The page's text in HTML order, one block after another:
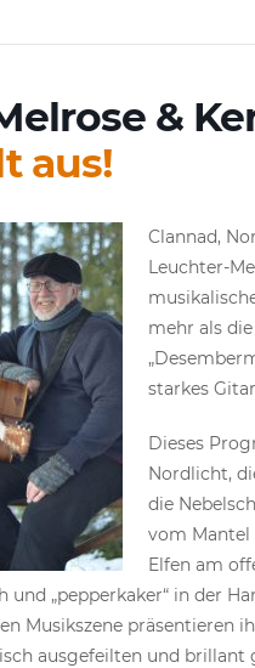
&
aus!
Clannad,
Leuchter-
mehr als
starkes
Dieses
Nordlicht,
die
vom Mantel
Elfen am
„pepperkaker“ in der
Musikszene präsentieren
ausgefeilten und brillant